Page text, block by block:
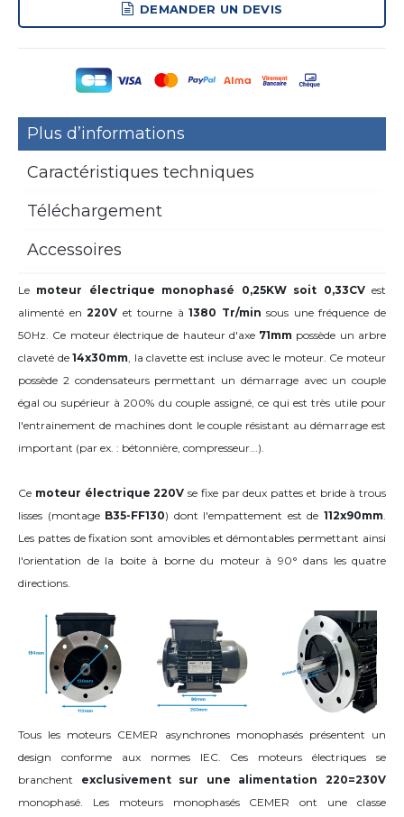
DEMANDER UN DEVIS
Plus d’informations
Caractéristiques techniques
Téléchargement
Accessoires
Le moteur électrique monophasé 0,25KW soit 0,33CVest
alimenté en220V et tourne à1380 Tr/min sous une fréquence de
50Hz. Ce moteur électrique de hauteur d'axe 71mm possède un arbre
claveté de14x30mm, la clavette est incluse avec le moteur. Ce moteur
possède 2 condensateurs permettant un démarrage avec un couple
égal ou supérieur à 200% du couple assigné, ce qui est très utile pour
l'entrainement de machines dont le couple résistant au démarrage est
important (par ex. : bétonnière, compresseur...).
Ce moteur électrique 220V se fixe par deux pattes et bride à trous
lisses (montage B35-FF130) dont l'empattement est de112x90mm.
Les pattes de fixation sont amovibles et démontables permettant ainsi
l'orientation de la boite à borne du moteur à 90° dans les quatre
directions.
Tous les moteurs CEMER asynchrones monophasés présentent un
design conforme aux normes IEC. Ces moteurs électriques se
branchent exclusivement sur une alimentation 220=230V
monophasé. Les moteurs monophasés CEMER ont une classe